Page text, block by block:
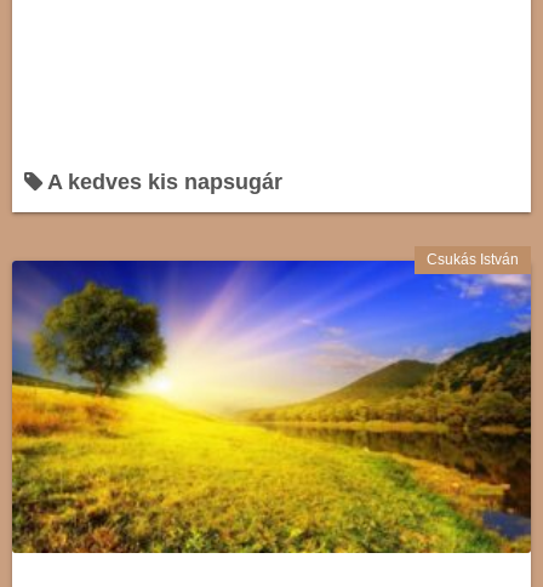
A kedves kis napsugár
Csukás István